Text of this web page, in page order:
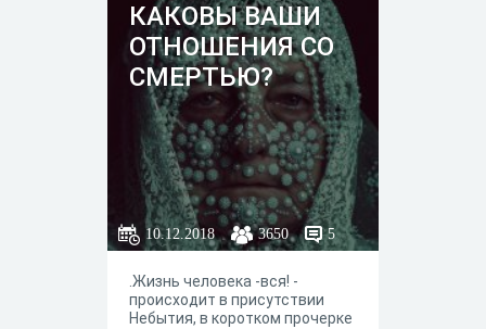
КАКОВЫ ВАШИ
ОТНОШЕНИЯ СО
СМЕРТЬЮ?
10.12.2018 3650 5
.Жизнь человека -вся! -
происходит в присутствии
Небытия, в коротком прочерке